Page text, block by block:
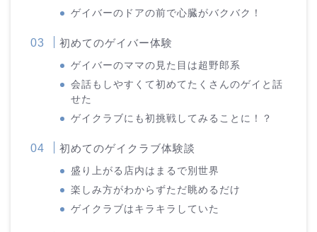
ゲイバーのドアの前で心臓がバクバク！
初めてのゲイバー体験
ゲイバーのママの見た目は超野郎系
会話もしやすくて初めてたくさんのゲイと話
せた
ゲイクラブにも初挑戦してみることに！？
初めてのゲイクラブ体験談
盛り上がる店内はまるで別世界
楽しみ方がわからずただ眺めるだけ
ゲイクラブはキラキラしていた